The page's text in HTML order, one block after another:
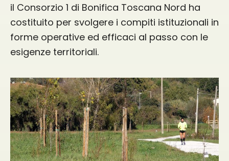
il Consorzio 1 di Bonifica Toscana Nord ha
costituito per svolgere i compiti istituzionali in
forme operative ed efficaci al passo con le
esigenze territoriali.